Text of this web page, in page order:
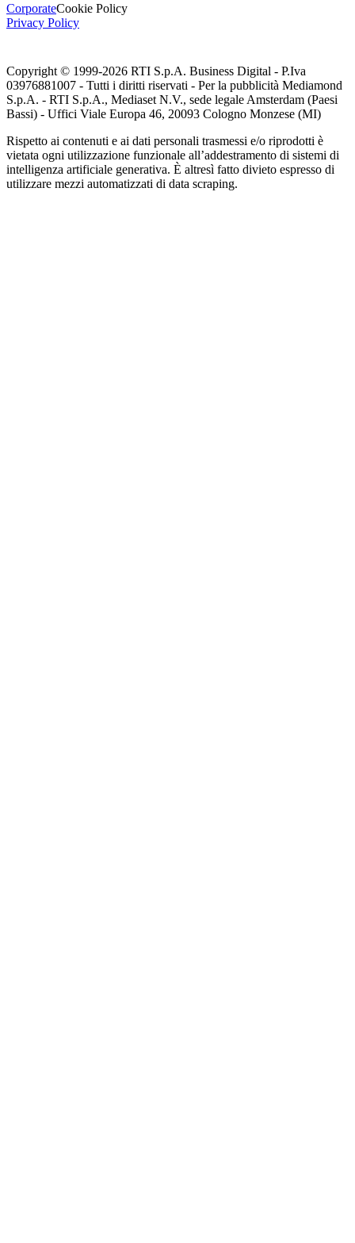
CorporateCookie Policy
Privacy Policy
Copyright © 1999-2026 RTI S.p.A. Business Digital - P.Iva
03976881007 - Tutti i diritti riservati - Per la pubblicità Mediamond
S.p.A. - RTI S.p.A., Mediaset N.V., sede legale Amsterdam (Paesi
Bassi) - Uffici Viale Europa 46, 20093 Cologno Monzese (MI)
Rispetto ai contenuti e ai dati personali trasmessi e/o riprodotti è
vietata ogni utilizzazione funzionale all’addestramento di sistemi di
intelligenza artificiale generativa. È altresì fatto divieto espresso di
utilizzare mezzi automatizzati di data scraping.